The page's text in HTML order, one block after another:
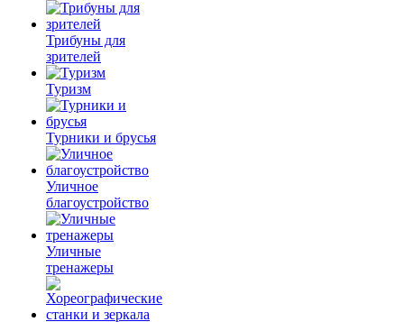
Трибуны для
зрителей
Туризм
Турники и брусья
Уличное
благоустройство
Уличные
тренажеры